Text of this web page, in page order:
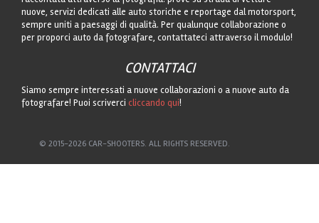
nuove, servizi dedicati alle auto storiche e reportage dal motorsport,
sempre uniti a paesaggi di qualità. Per qualunque collaborazione o
per proporci auto da fotografare, contattateci attraverso il modulo!
CONTATTACI
Siamo sempre interessati a nuove collaborazioni o a nuove auto da
fotografare! Puoi scriverci cliccando qui!
© 2015-2026 CAR-SHOOTERS. ALL RIGHTS RESERVED.